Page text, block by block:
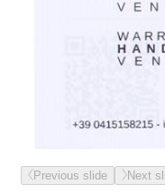
Previous slide Next